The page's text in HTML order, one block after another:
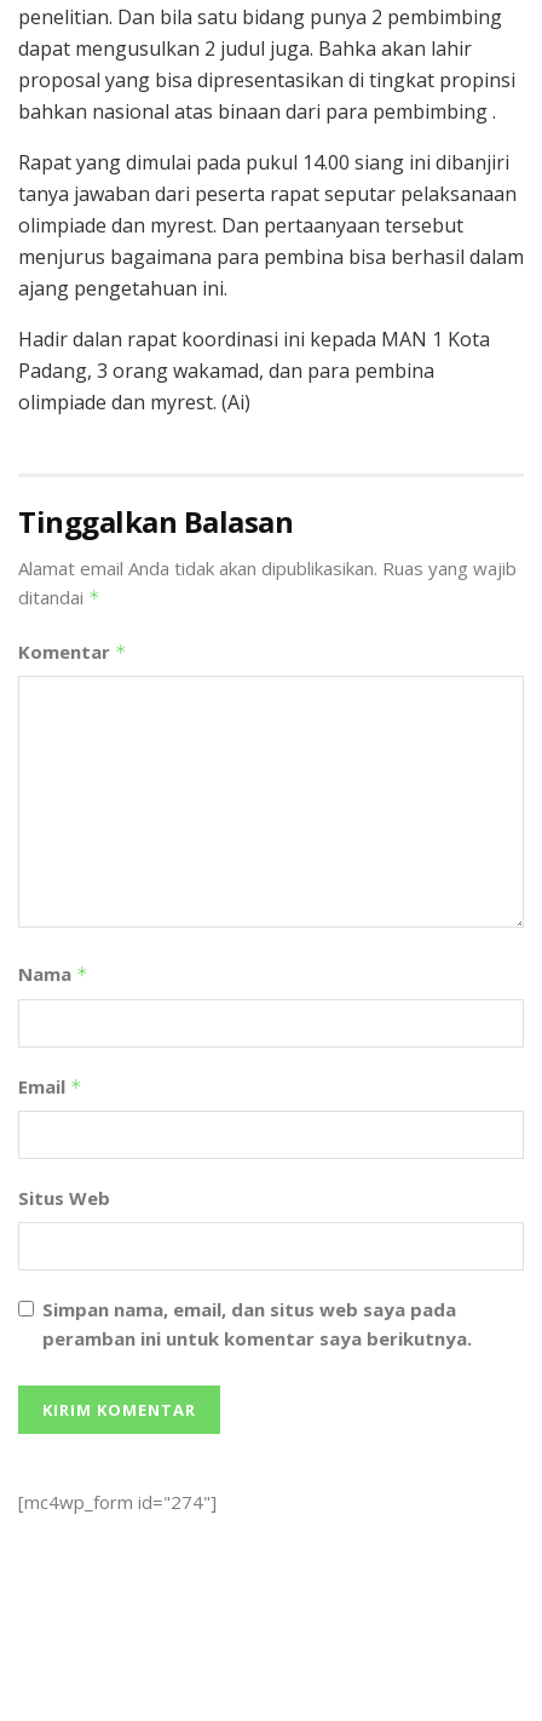
penelitian. Dan bila satu bidang punya 2 pembimbing
dapat mengusulkan 2 judul juga. Bahka akan lahir
proposal yang bisa dipresentasikan di tingkat propinsi
bahkan nasional atas binaan dari para pembimbing .
Rapat yang dimulai pada pukul 14.00 siang ini dibanjiri
tanya jawaban dari peserta rapat seputar pelaksanaan
olimpiade dan myrest. Dan pertaanyaan tersebut
menjurus bagaimana para pembina bisa berhasil dalam
ajang pengetahuan ini.
Hadir dalan rapat koordinasi ini kepada MAN 1 Kota
Padang, 3 orang wakamad, dan para pembina
olimpiade dan myrest. (Ai)
Tinggalkan Balasan
Alamat email Anda tidak akan dipublikasikan. Ruas yang wajib
ditandai *
Komentar *
Nama *
Email *
Situs Web
Simpan nama, email, dan situs web saya pada
peramban ini untuk komentar saya berikutnya.
[mc4wp_form id="274"]